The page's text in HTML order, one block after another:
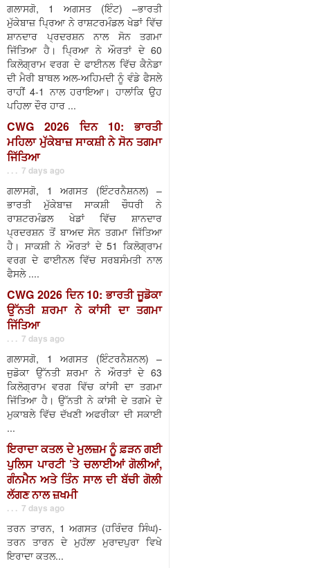
ਗਲਾਸਗੋ, 1 ਅਗਸਤ (ਇੰਟ) –ਭਾਰਤੀ
ਮੁੱਕੇਬਾਜ਼ ਪ੍ਰਿਆ ਨੇ ਰਾਸ਼ਟਰਮੰਡਲ ਖੇਡਾਂ ਵਿੱਚ
ਸ਼ਾਨਦਾਰ ਪ੍ਰਦਰਸ਼ਨ ਨਾਲ ਸੋਨ ਤਗਮਾ
ਜਿੱਤਿਆ ਹੈ। ਪ੍ਰਿਆ ਨੇ ਔਰਤਾਂ ਦੇ 60
ਕਿਲੋਗ੍ਰਾਮ ਵਰਗ ਦੇ ਫਾਈਨਲ ਵਿੱਚ ਕੈਨੇਡਾ
ਦੀ ਮੈਰੀ ਬਾਥਲ ਅਲ-ਅਹਿਮਦੀ ਨੂੰ ਵੰਡੇ ਫੈਸਲੇ
ਰਾਹੀਂ 4-1 ਨਾਲ ਹਰਾਇਆ। ਹਾਲਾਂਕਿ ਉਹ
ਪਹਿਲਾ ਦੌਰ ਹਾਰ ...
CWG 2026 ਦਿਨ 10: ਭਾਰਤੀ
ਮਹਿਲਾ ਮੁੱਕੇਬਾਜ਼ ਸਾਕਸ਼ੀ ਨੇ ਸੋਨ ਤਗਮਾ
ਜਿੱਤਿਆ
. . . 7 days ago
ਗਲਾਸਗੋ, 1 ਅਗਸਤ (ਇੰਟਰਨੈਸ਼ਨਲ) –
ਭਾਰਤੀ ਮੁੱਕੇਬਾਜ਼ ਸਾਕਸ਼ੀ ਚੌਧਰੀ ਨੇ
ਰਾਸ਼ਟਰਮੰਡਲ ਖੇਡਾਂ ਵਿੱਚ ਸ਼ਾਨਦਾਰ
ਪ੍ਰਦਰਸ਼ਨ ਤੋਂ ਬਾਅਦ ਸੋਨ ਤਗਮਾ ਜਿੱਤਿਆ
ਹੈ। ਸਾਕਸ਼ੀ ਨੇ ਔਰਤਾਂ ਦੇ 51 ਕਿਲੋਗ੍ਰਾਮ
ਵਰਗ ਦੇ ਫਾਈਨਲ ਵਿੱਚ ਸਰਬਸੰਮਤੀ ਨਾਲ
ਫੈਸਲੇ ....
CWG 2026 ਦਿਨ 10: ਭਾਰਤੀ ਜੂਡੋਕਾ
ਉੱਨਤੀ ਸ਼ਰਮਾ ਨੇ ਕਾਂਸੀ ਦਾ ਤਗਮਾ
ਜਿੱਤਿਆ
. . . 7 days ago
ਗਲਾਸਗੋ, 1 ਅਗਸਤ (ਇੰਟਰਨੈਸ਼ਨਲ) –
ਜੁਡੋਕਾ ਉੱਨਤੀ ਸ਼ਰਮਾ ਨੇ ਔਰਤਾਂ ਦੇ 63
ਕਿਲੋਗ੍ਰਾਮ ਵਰਗ ਵਿੱਚ ਕਾਂਸੀ ਦਾ ਤਗਮਾ
ਜਿੱਤਿਆ ਹੈ। ਉੱਨਤੀ ਨੇ ਕਾਂਸੀ ਦੇ ਤਗਮੇ ਦੇ
ਮੁਕਾਬਲੇ ਵਿੱਚ ਦੱਖਣੀ ਅਫਰੀਕਾ ਦੀ ਸਕਾਈ
...
ਇਰਾਦਾ ਕਤਲ ਦੇ ਮੁਲਜ਼ਮ ਨੂੰ ਫ਼ੜਨ ਗਈ
ਪੁਲਿਸ ਪਾਰਟੀ ’ਤੇ ਚਲਾਈਆਂ ਗੋਲੀਆਂ,
ਗੰਨਮੈਨ ਅਤੇ ਤਿੰਨ ਸਾਲ ਦੀ ਬੱਚੀ ਗੋਲੀ
ਲੱਗਣ ਨਾਲ ਜ਼ਖਮੀ
. . . 7 days ago
ਤਰਨ ਤਾਰਨ, 1 ਅਗਸਤ (ਹਰਿੰਦਰ ਸਿੰਘ)-
ਤਰਨ ਤਾਰਨ ਦੇ ਮੁਹੱਲਾ ਮੁਰਾਦਪੁਰਾ ਵਿਖੇ
ਇਰਾਦਾ ਕਤਲ...